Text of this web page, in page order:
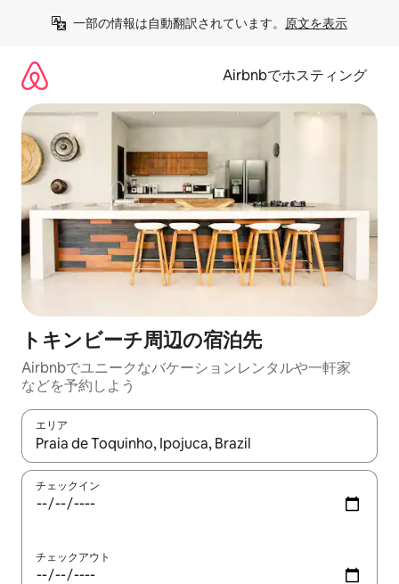
一部の情報は自動翻訳されています。 原文を表示
Airbnbでホスティング
トキンビーチ⁠周⁠辺⁠の宿⁠泊⁠先
Airbnbでユニークなバ⁠ケ⁠ー⁠シ⁠ョ⁠ンレ⁠ン⁠タ⁠ルや一⁠軒⁠家
な⁠ど⁠を予⁠約⁠し⁠よ⁠う
エリア
検索結果が表示されたら、上下の矢印キーを使って移動するか
チェックイン
チェックアウト